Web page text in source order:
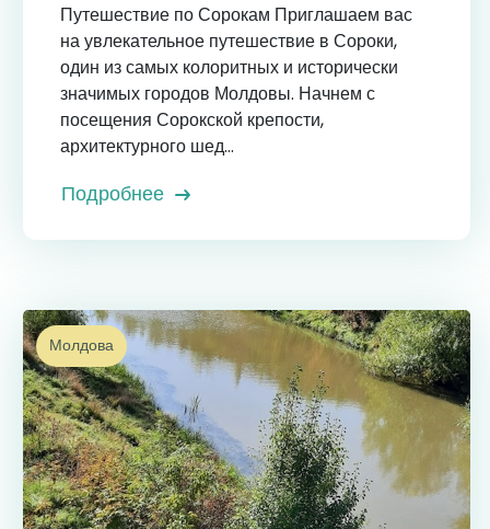
Путешествие по Сорокам Приглашаем вас
на увлекательное путешествие в Сороки,
один из самых колоритных и исторически
значимых городов Молдовы. Начнем с
посещения Сорокской крепости,
архитектурного шед...
Подробнее
Молдова